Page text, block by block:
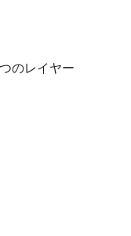
のレイヤー